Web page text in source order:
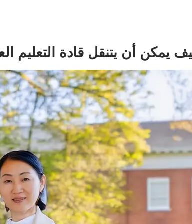
يمكن أن يتنقل قادة التعليم